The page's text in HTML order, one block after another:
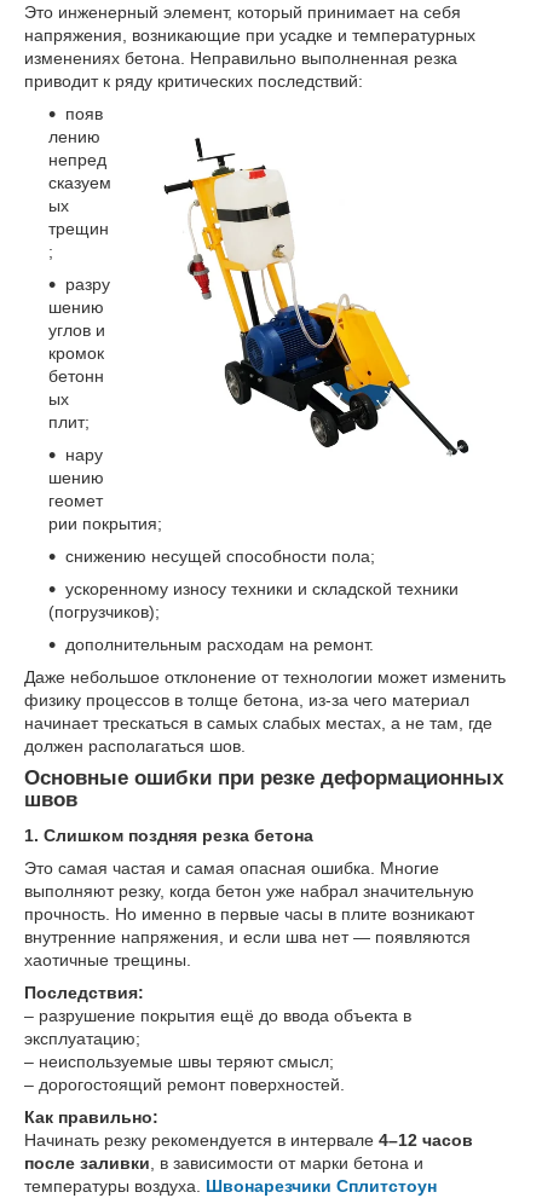
Это инженерный элемент, который принимает на себя
напряжения, возникающие при усадке и температурных
изменениях бетона. Неправильно выполненная резка
приводит к ряду критических последствий:
появ
лению
непред
сказуем
ых
трещин
;
разру
шению
углов и
кромок
бетонн
ых
плит;
нару
шению
геомет
рии покрытия;
снижению несущей способности пола;
ускоренному износу техники и складской техники
(погрузчиков);
дополнительным расходам на ремонт.
Даже небольшое отклонение от технологии может изменить
физику процессов в толще бетона, из-за чего материал
начинает трескаться в самых слабых местах, а не там, где
должен располагаться шов.
Основные ошибки при резке деформационных
швов
1. Слишком поздняя резка бетона
Это самая частая и самая опасная ошибка. Многие
выполняют резку, когда бетон уже набрал значительную
прочность. Но именно в первые часы в плите возникают
внутренние напряжения, и если шва нет — появляются
хаотичные трещины.
Последствия:
– разрушение покрытия ещё до ввода объекта в
эксплуатацию;
– неиспользуемые швы теряют смысл;
– дорогостоящий ремонт поверхностей.
Как правильно:
Начинать резку рекомендуется в интервале 4–12 часов
после заливки, в зависимости от марки бетона и
температуры воздуха. Швонарезчики Сплитстоун